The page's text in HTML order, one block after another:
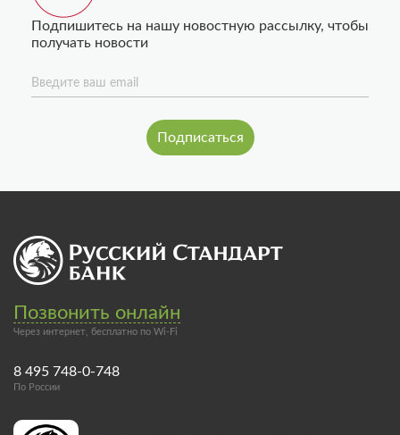
Подпишитесь на нашу новостную рассылку, чтобы
получать новости
Введите ваш email
Позвонить онлайн
Через интернет, бесплатно по Wi-Fi
8 495 748-0-748
По России